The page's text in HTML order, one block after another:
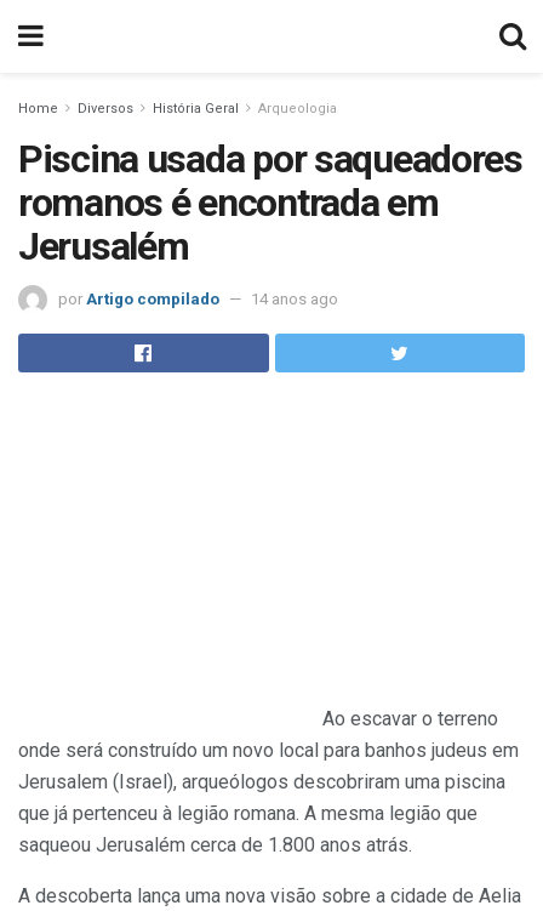
Home Diversos História Geral Arqueologia
Piscina usada por saqueadores
romanos é encontrada em
Jerusalém
por Artigo compilado 14 anos ago
Ao escavar o terreno
onde será construído um novo local para banhos judeus em
Jerusalem (Israel), arqueólogos descobriram uma piscina
que já pertenceu à legião romana. A mesma legião que
saqueou Jerusalém cerca de 1.800 anos atrás.
A descoberta lança uma nova visão sobre a cidade de Aelia